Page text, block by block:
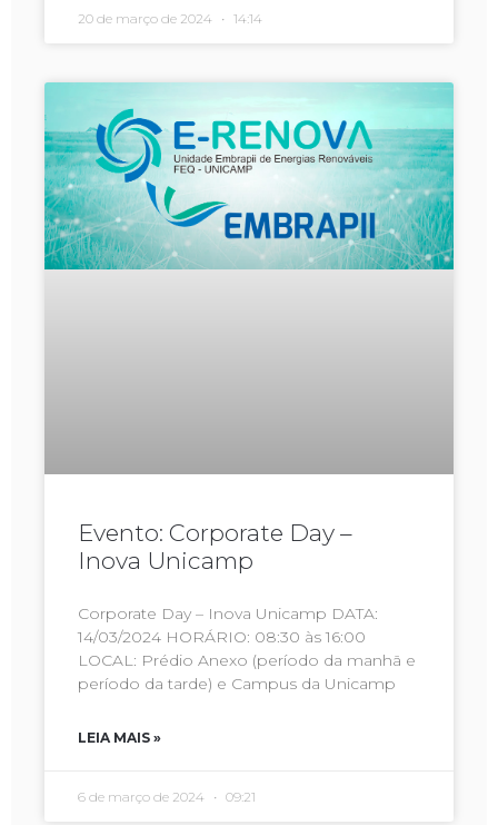
20 de março de 2024 14:14
Evento: Corporate Day –
Inova Unicamp
Corporate Day – Inova Unicamp DATA:
14/03/2024 HORÁRIO: 08:30 às 16:00
LOCAL: Prédio Anexo (período da manhã e
período da tarde) e Campus da Unicamp
LEIA MAIS »
6 de março de 2024 09:21